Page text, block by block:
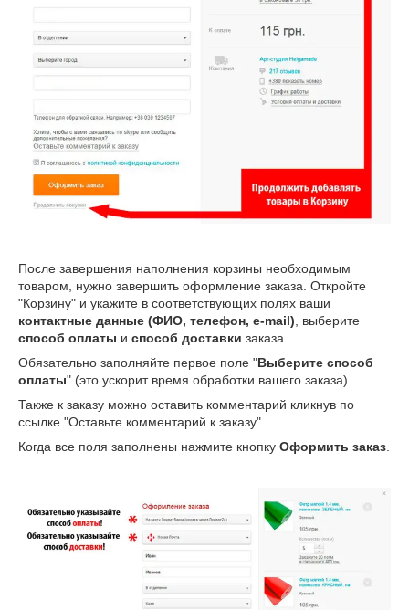
После завершения наполнения корзины необходимым
товаром, нужно завершить оформление заказа. Откройте
"Корзину" и укажите в соответствующих полях ваши
контактные данные (ФИО, телефон, e-mail), выберите
способ оплаты и способ доставки заказа.
Обязательно заполняйте первое поле "Выберите способ
оплаты" (это ускорит время обработки вашего заказа).
Также к заказу можно оставить комментарий кликнув по
ссылке "Оставьте комментарий к заказу".
Когда все поля заполнены нажмите кнопку Оформить заказ.